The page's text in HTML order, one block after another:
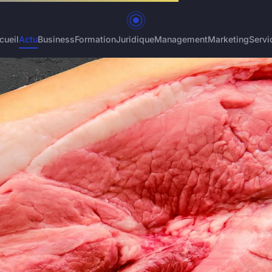
ActuBusinessFormationJuridiqueManagementMarketing